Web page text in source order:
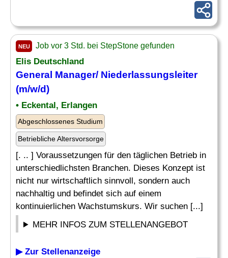
NEU Job vor 3 Std. bei StepStone gefunden
Elis Deutschland
General Manager/ Niederlassungsleiter
(m/w/d)
• Eckental, Erlangen
Abgeschlossenes Studium
Betriebliche Altersvorsorge
[. .. ] Voraussetzungen für den täglichen Betrieb in
unterschiedlichsten Branchen. Dieses Konzept ist
nicht nur wirtschaftlich sinnvoll, sondern auch
nachhaltig und befindet sich auf einem
kontinuierlichen Wachstumskurs. Wir suchen [...]
MEHR INFOS ZUM STELLENANGEBOT
▶ Zur Stellenanzeige